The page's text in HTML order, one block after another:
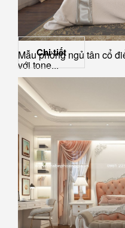
Mẫu phòng ngủ tân cổ
với tone...
Chi tiết